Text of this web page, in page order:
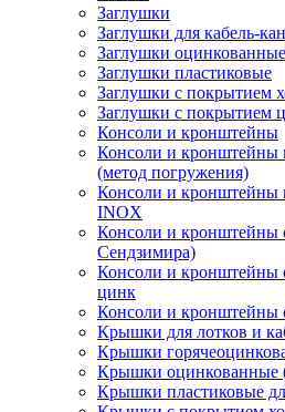
Заглушки
Заглушки для кабель-
Заглушки
Заглушки пластиковые
Заглушки с покрытием
Заглушки с покрытием
Консоли и кронштейны
Консоли и кронштейны
(метод погружения)
Консоли и кронштейны
INOX
Консоли и кронштейны
Сендзимира)
Консоли и кронштейны
цинк
Консоли и кронштейны
Крышки для лотков и
Крышки
Крышки оцинкованные
Крышки пластиковые